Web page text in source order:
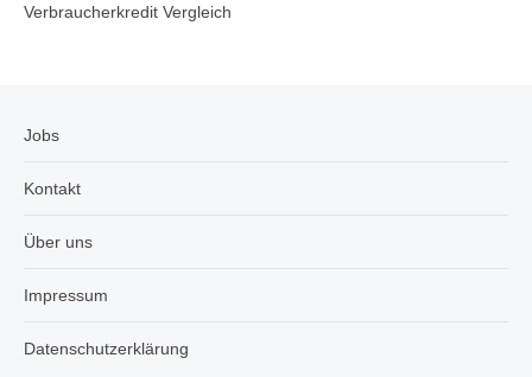
Verbraucherkredit Vergleich
Jobs
Kontakt
Über uns
Impressum
Datenschutzerklärung